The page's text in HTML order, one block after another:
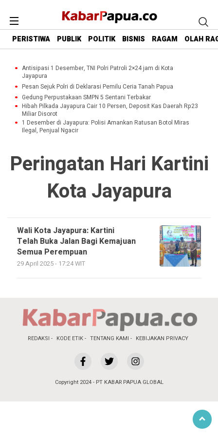
PERISTIWA PUBLIK POLITIK BISNIS RAGAM OLAH
Antisipasi 1 Desember, TNI Polri Patroli 2×24 jam di Kota
Jayapura
Pesan Sejuk Polri di Deklarasi Pemilu Ceria Tanah Papua
Gedung Perpustakaan SMPN 5 Sentani Terbakar
Hibah Pilkada Jayapura Cair 10 Persen, Deposit Kas Daerah Rp23
Miliar Disorot
1 Desember di Jayapura: Polisi Amankan Ratusan Botol Miras
Ilegal, Penjual Ngacir
Peringatan Hari Kartini
Kota Jayapura
Wali Kota Jayapura: Kartini
Telah Buka Jalan Bagi Kemajuan
Semua Perempuan
29 April 2025 - 17:24 WIT
REDAKSI KODE ETIK TENTANG KAMI KEBIJAKAN PRIVACY
Copyright 2024 - PT KABAR PAPUA GLOBAL